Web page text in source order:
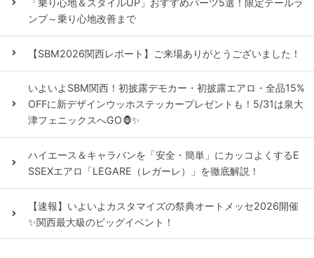
「乗り心地＆スタイルUP」おすすめパーツ5選！限定テールラ
ンプ～乗り心地改善まで
【SBM2026関西レポート】ご来場ありがとうございました！
いよいよSBM関西！初披露デモカー・初披露エアロ・全品15%
OFFに新デザインウッホステッカープレゼントも！5/31は泉大
津フェニックスへGO🦍✨
ハイエース＆キャラバンを「安全・簡単」にカッコよくするE
SSEXエアロ「LEGARE（レガーレ）」を徹底解説！
【速報】いよいよカスタマイズの祭典オートメッセ2026開催
✨関西最大級のビッグイベント！